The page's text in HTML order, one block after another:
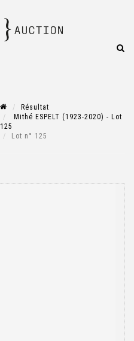
Résultat
Mithé ESPELT (1923-2020) - Lot
125
Lot n° 125